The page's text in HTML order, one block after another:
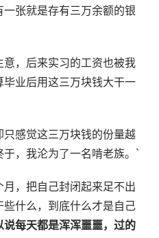
张就是存有三万余额的银
，后来实习的工资也被我
业后用这三万块钱大干一
感觉这三万块钱的份量越
，我沦为了一名啃老族。`
，把自己封闭起来足不出
什么，到底什么才是自己
说每天都是浑浑噩噩，过的